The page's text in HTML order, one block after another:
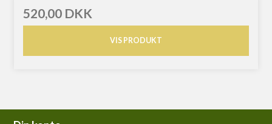
520,00 DKK
VIS PRODUKT